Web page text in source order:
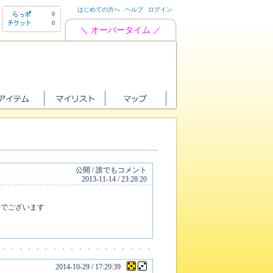
0
0
はじめての方へ ヘルプ ログイン
＼ オーバータイム ／
公開 / 誰でもコメント
2013-11-14 / 23:28:20
ございます
2014-10-29 / 17:29:39